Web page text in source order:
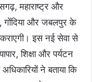
महाराष्ट्र और
गोंदिया और जबलपुर के
इस नई सेवा से
शिक्षा और पर्यटन
ने बताया कि